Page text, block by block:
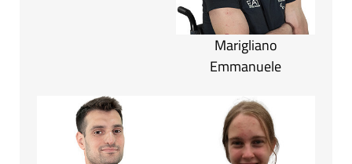
Marigliano
Emmanuele